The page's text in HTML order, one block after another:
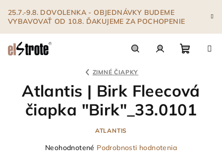
obsah
25.7.-9.8. DOVOLENKA - OBJEDNÁVKY BUDEME
VYBAVOVAŤ OD 10.8. ĎAKUJEME ZA POCHOPENIE
košík
ZIMNÉ ČIAPKY
Atlantis | Birk Fleecová
čiapka "Birk"_33.0101
ATLANTIS
Priemerné
Neohodnotené Podrobnosti hodnotenia